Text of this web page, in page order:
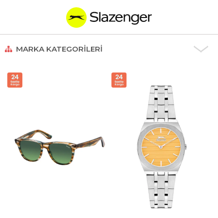
MARKA KATEGORILERI